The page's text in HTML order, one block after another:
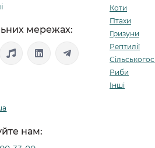
мережах:
нам:
Коти
Птахи
Гризуни
Рептилії
Риби
Інші